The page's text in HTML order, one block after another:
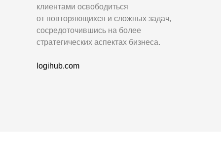
клиентами освободиться
от повторяющихся и сложных задач,
сосредоточившись на более
стратегических аспектах бизнеса.
logihub.com